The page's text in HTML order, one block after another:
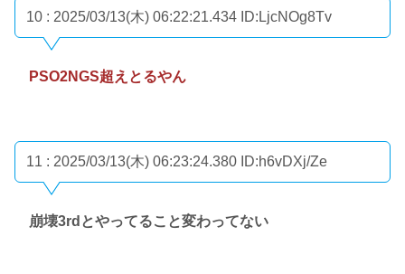
10 : 2025/03/13(木) 06:22:21.434 ID:LjcNOg8Tv
PSO2NGS超えとるやん
11 : 2025/03/13(木) 06:23:24.380 ID:h6vDXj/Ze
崩壊3rdとやってること変わってない